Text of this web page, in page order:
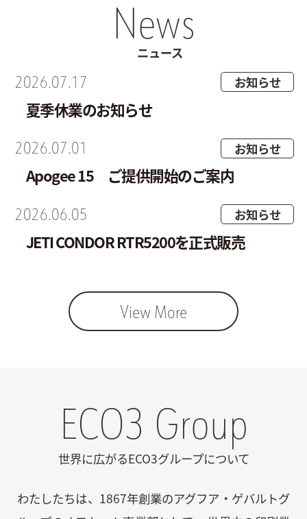
News
ニュース
2026.07.17 お知らせ
夏季休業のお知らせ
2026.07.01 お知らせ
Apogee 15 ご提供開始のご案内
2026.06.05 お知らせ
JETI CONDOR RTR5200を正式販売
View More
ECO3 Group
世界に広がるECO3グループについて
わたしたちは、1867年創業のアグフア・ゲバルトグ